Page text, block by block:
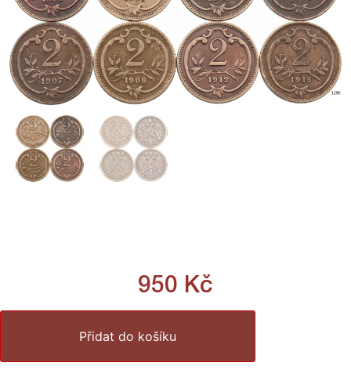
950 Kč
Přidat do košíku